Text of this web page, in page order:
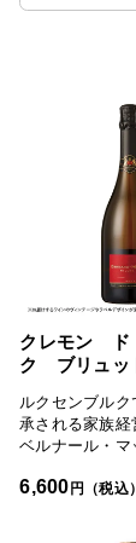
クレモン ド
ク ブリュッ
ルクセンブル
承される家族経
ベルナール・マ
用達となり、ル
6,600円（税込）